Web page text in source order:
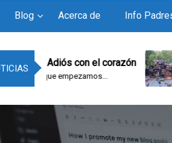
Blog Acerca de Info
– Adiós con el corazón
Los que empezamos...